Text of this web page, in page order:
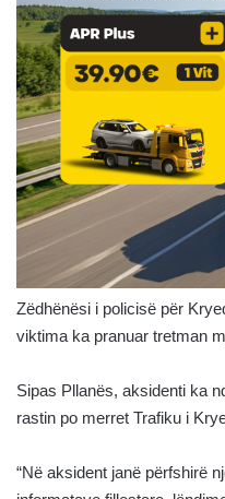
Zëdhënësi i policisë për
viktima ka pranuar tretman
Sipas Pllanës, aksidenti ka
rastin po merret Trafiku i
“Në aksident janë përfshirë